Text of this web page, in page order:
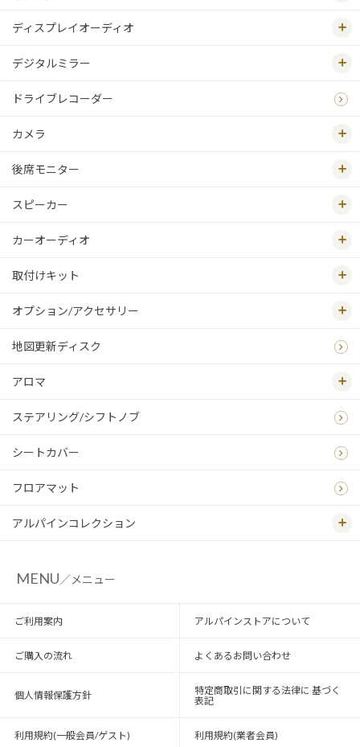
ディスプレイオーディオ
デジタルミラー
ドライブレコーダー
カメラ
後席モニター
スピーカー
カーオーディオ
取付けキット
オプション/アクセサリー
地図更新ディスク
アロマ
ステアリング/シフトノブ
シートカバー
フロアマット
アルパインコレクション
MENU／メニュー
ご利用案内 アルパインストアについて
ご購入の流れ よくあるお問い合わせ
個人情報保護方針
特定商取引に関する法律に 基づく
表記
利用規約(一般会員/ゲスト) 利用規約(業者会員)